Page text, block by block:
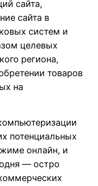
сайта,
сайта в
систем и
целевых
региона,
товаров
на
потенциальных
онлайн, и
— остро